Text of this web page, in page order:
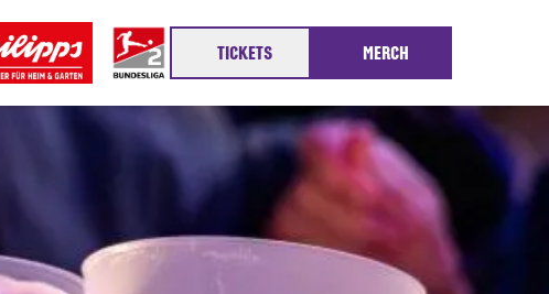
TICKETS MERCH